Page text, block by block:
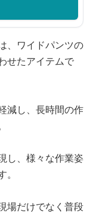
、ワイドパンツの
せたアイテムで
減し、長時間の作
し、様々な作業姿
場だけでなく普段